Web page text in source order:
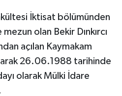
İktisat bölümünden
olan Bekir Dınkırcı
açılan Kaymakam
26.06.1988 tarihinde
olarak Mülki İdare